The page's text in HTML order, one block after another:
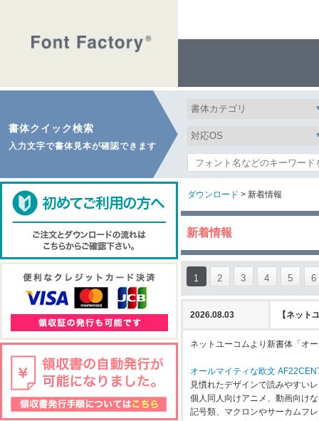
書体クイック検索
入力文字で書体見本が確認できます
ダウンロード > 新着情報
新着情報
1 2 3 4 5 6
2026.08.03 【ネット
ネットユーコムより新書体「オ
オールマイティな欧文
見慣れたデザインで読みやすい
個人同人向けアニメ、動画向け
記号類、マクロンやサーカムフ